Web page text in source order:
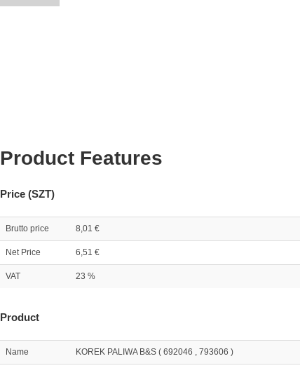
Product Features
Price (SZT)
Brutto price 8,01 €
Net Price 6,51 €
VAT 23 %
Product
Name KOREK PALIWA B&S ( 692046 , 793606 )